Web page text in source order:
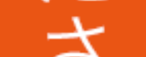
その他多数企業の